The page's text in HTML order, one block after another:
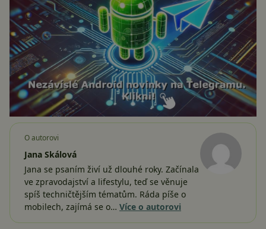
O autorovi
Jana Skálová
Jana se psaním živí už dlouhé roky. Začínala
ve zpravodajství a lifestylu, teď se věnuje
spíš techničtějším tématům. Ráda píše o
mobilech, zajímá se o… Více o autorovi